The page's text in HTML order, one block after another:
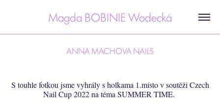
Magda BOBINIE Wodecká
ANNA MACHOVA NAILS
S touhle fotkou jsme vyhrály s holkama 1.místo v soutěži Czech
Nail Cup 2022 na téma SUMMER TIME.